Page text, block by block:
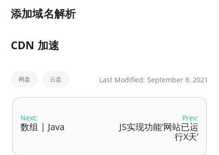
添加域名解析
CDN 加速
网盘 云盘 Last Modified: September 8, 2021
Next:
数组 | Java
Prev:
JS实现功能‘网站已运
行X天’